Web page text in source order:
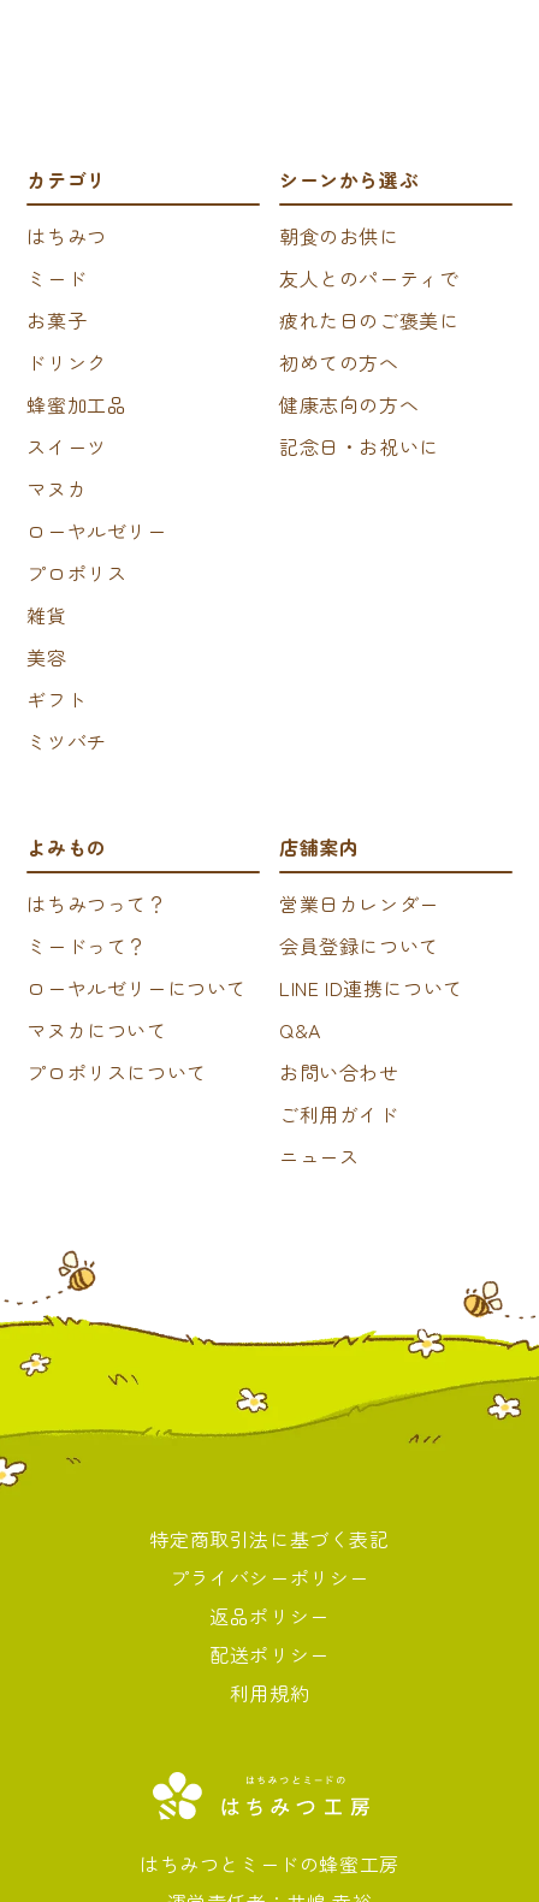
カテゴリ
はちみつ
ミード
お菓子
ドリンク
蜂蜜加工品
スイーツ
マヌカ
ローヤルゼリー
プロポリス
雑貨
美容
ギフト
ミツバチ
シーンから選ぶ
朝食のお供に
友人とのパーティで
疲れた日のご褒美に
初めての方へ
健康志向の方へ
記念日・お祝いに
よみもの
はちみつって？
ミードって？
ローヤルゼリーについて
マヌカについて
プロポリスについて
店舗案内
営業日カレンダー
会員登録について
LINE ID連携について
Q&A
お問い合わせ
ご利用ガイド
ニュース
特定商取引法に基づく表記
プライバシーポリシー
返品ポリシー
配送ポリシー
利用規約
はちみつとミードの蜂蜜工房